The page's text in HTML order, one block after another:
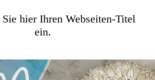
hier Ihren Webseiten-Titel
ein.